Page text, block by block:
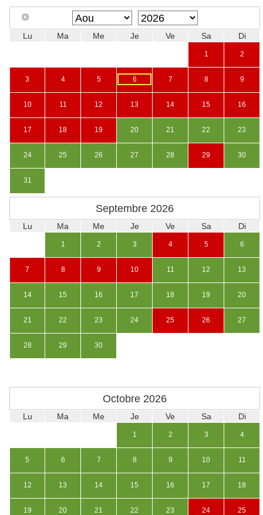
Lu Ma Me Je Ve Sa Di
1 2
3 4 5 6 7 8 9
10 11 12 13 14 15 16
17 18 19 20 21 22 23
24 25 26 27 28 29 30
31
Septembre 2026
Lu Ma Me Je Ve Sa Di
1 2 3 4 5 6
7 8 9 10 11 12 13
14 15 16 17 18 19 20
21 22 23 24 25 26 27
28 29 30
Octobre 2026
Lu Ma Me Je Ve Sa Di
1 2 3 4
5 6 7 8 9 10 11
12 13 14 15 16 17 18
19 20 21 22 23 24 25